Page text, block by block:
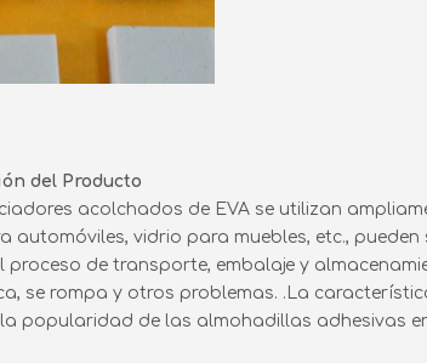
del Producto
acolchados de EVA se utilizan
automóviles, vidrio para muebles, etc.,
proceso de transporte, embalaje y
se rompa y otros problemas. .La
popularidad de las almohadillas adhesivas